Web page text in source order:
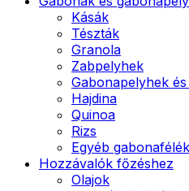
Kásák
Tészták
Granola
Zabpelyhek
Gabonapelyhek
Hajdina
Quinoa
Rizs
Egyéb gabonafélék
Hozzávalók főzéshez
Olajok